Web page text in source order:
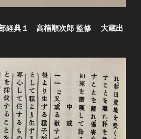
経典１ 高楠順次郎 監修 大蔵出